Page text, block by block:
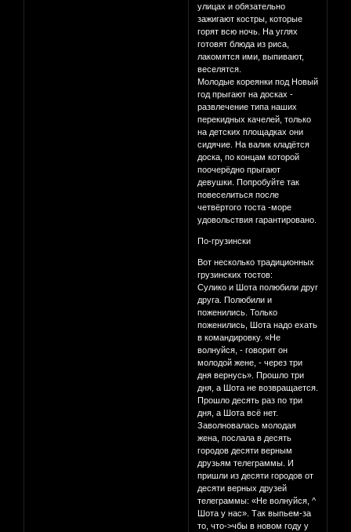
улицах и обязательно
зажигают костры, которые
горят всю ночь. На углях
готовят блюда из риса,
лакомятся ими, выпивают,
веселятся.
Молодые кореянки под Новый
год прыгают на досках -
развлечение типа наших
перекидных качелей, только
на детских площадках они
сидячие. На валик кладётся
доска, по концам которой
поочерёдно прыгают
девушки. Попробуйте так
повеселиться после
четвёртого тоста -море
удовольствия гарантировано.
По-грузински
Вот несколько традиционных
грузинских тостов:
Сулико и Шота полюбили друг
друга. Полюбили и
поженились. Только
поженились, Шота надо ехать
в командировку. «Не
волнуйся, - говорит он
молодой жене, - через три
дня вернусь». Прошло три
дня, а Шота не возвращается.
Прошло десять раз по три
дня, а Шота всё нет.
Заволновалась молодая
жена, послала в десять
городов десяти верным
друзьям телеграммы. И
пришли из десяти городов от
десяти верных друзей
телеграммы: «Не волнуйся, ^
Шота у нас». Так выпьем-за
то, что->чбы в новом году у